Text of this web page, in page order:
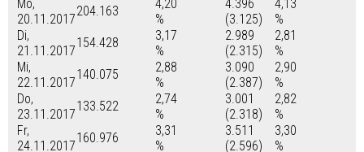
Mo,
20.11.2017
204.163
4,20
%
4.396
(3.125)
4,13
%
Di,
21.11.2017
154.428
3,17
%
2.989
(2.315)
2,81
%
Mi,
22.11.2017
140.075
2,88
%
3.090
(2.387)
2,90
%
Do,
23.11.2017
133.522
2,74
%
3.001
(2.318)
2,82
%
Fr,
24.11.2017
160.976
3,31
%
3.511
(2.596)
3,30
%